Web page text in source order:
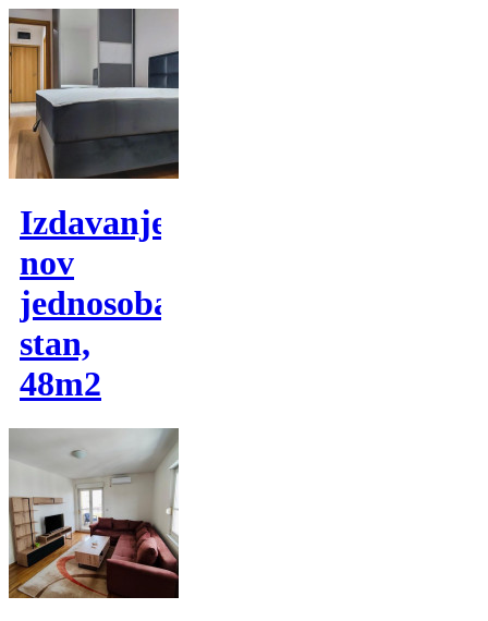
Izdavanje,
nov
jednosoban
stan,
48m2